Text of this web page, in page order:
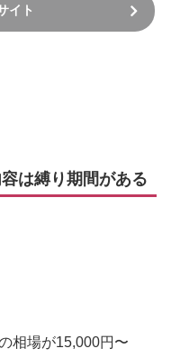
イト
は縛り期間がある
相場が15,000円〜